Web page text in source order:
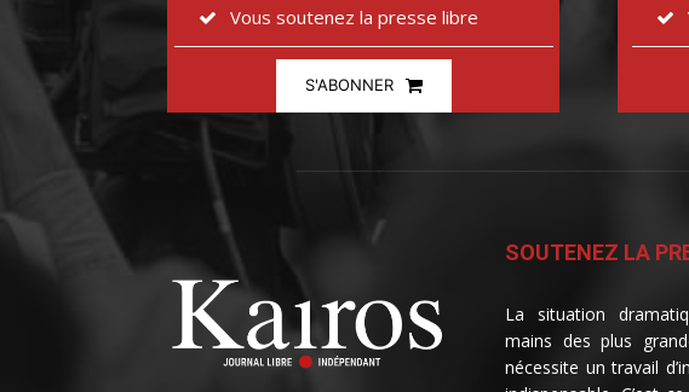
Vous soutenez la presse libre
S'ABONNER
SOUTENEZ LA
La situation
mains des plus
nécessite un travail